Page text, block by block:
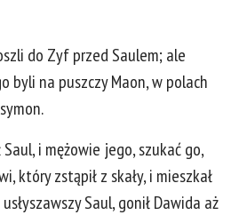
do Zyf przed Saulem; ale
byli na puszczy Maon, w polach
Saul, i mężowie jego, szukać go,
który zstąpił z skały, i mieszkał
Saul, gonił Dawida aż